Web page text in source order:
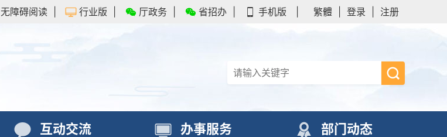
无障碍阅读 行业版 厅政务 省招办 手机版 繁體 登录 注册
互动交流 办事服务 部门动态